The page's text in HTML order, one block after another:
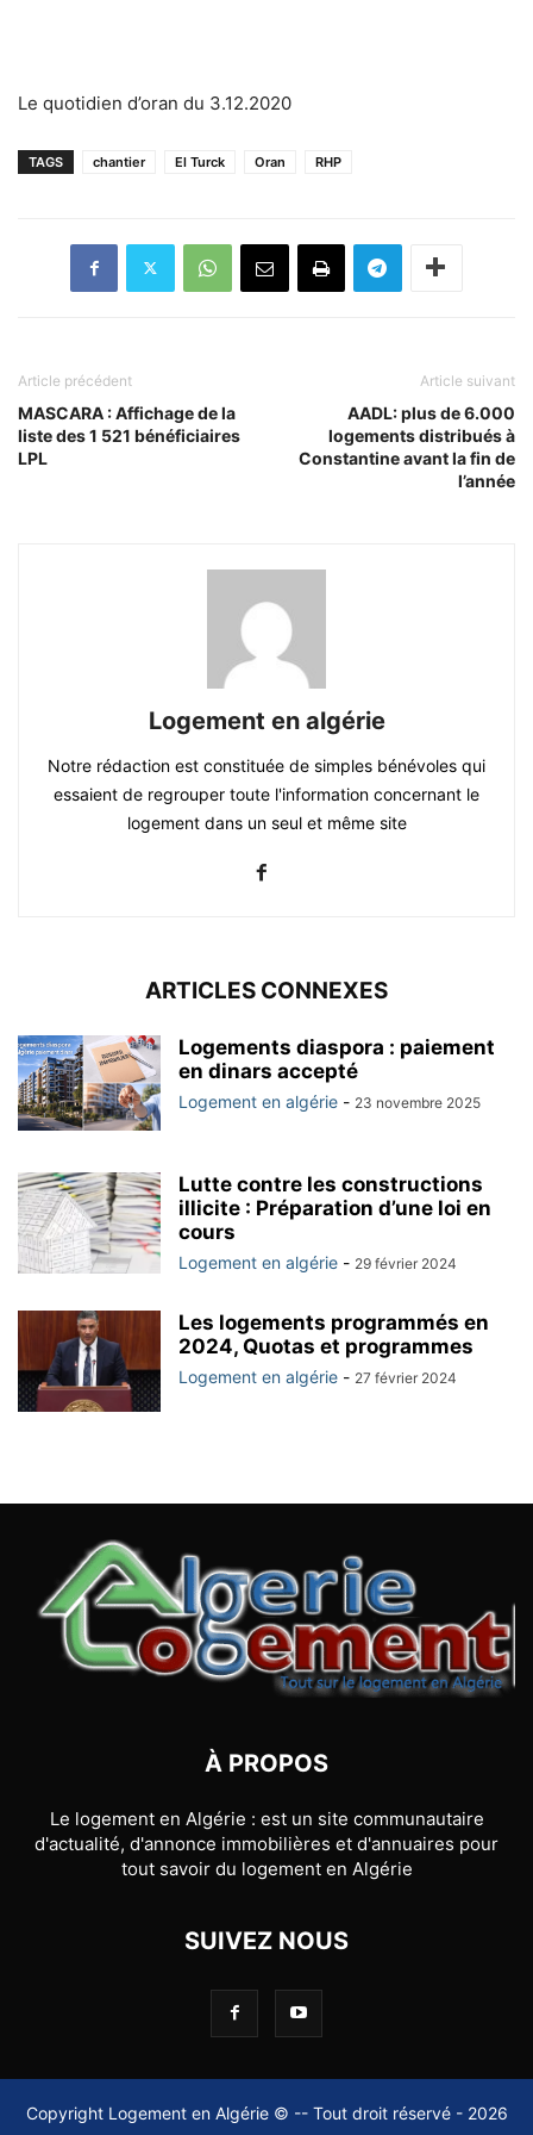
Le quotidien d’oran du 3.12.2020
TAGS chantier El Turck Oran RHP
Article précédent
MASCARA : Affichage de la
liste des 1 521 bénéficiaires
LPL
Article suivant
AADL: plus de 6.000
logements distribués à
Constantine avant la fin de
l’année
Logement en algérie
Notre rédaction est constituée de simples bénévoles qui
essaient de regrouper toute l'information concernant le
logement dans un seul et même site
ARTICLES CONNEXES
Logements diaspora : paiement
en dinars accepté
Logement en algérie - 23 novembre 2025
Lutte contre les constructions
illicite : Préparation d’une loi en
cours
Logement en algérie - 29 février 2024
Les logements programmés en
2024, Quotas et programmes
Logement en algérie - 27 février 2024
À PROPOS
Le logement en Algérie : est un site communautaire
d'actualité, d'annonce immobilières et d'annuaires pour
tout savoir du logement en Algérie
SUIVEZ NOUS
Copyright Logement en Algérie © -- Tout droit réservé - 2026